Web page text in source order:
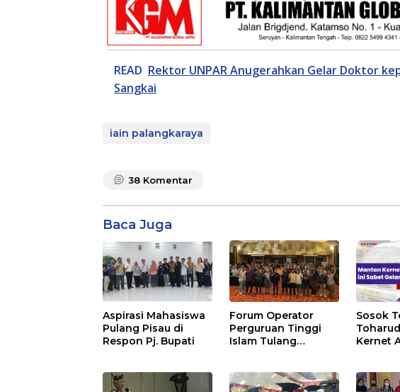
READ Rektor UNPAR Anugerahkan Gelar Doktor
Sangkai
iain palangkaraya
38 Komentar
Baca Juga
Aspirasi Mahasiswa
Pulang Pisau di
Respon Pj. Bupati
Forum Operator
Perguruan Tinggi
Islam Tulang
Pendidikan
Sosok
Kernet